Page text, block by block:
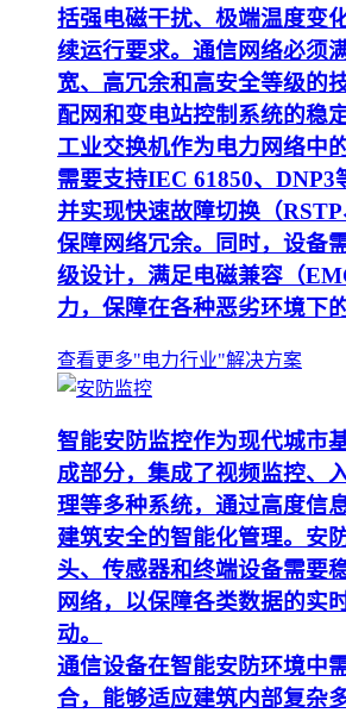
括强电磁干扰、极端温度变
续运行要求。通信网络必须
宽、高冗余和高安全等级的
配网和变电站控制系统的稳
工业交换机作为电力网络中
需要支持IEC 61850、DNP3
并实现快速故障切换（RSTP
保障网络冗余。同时，设备
级设计，满足电磁兼容（
力，保障在各种恶劣环境下
查看更多"电力行业"解决方案
智能安防监控作为现代城市
成部分，集成了视频监控、
理等多种系统，通过高度信
建筑安全的智能化管理。安
头、传感器和终端设备需要
网络，以保障各类数据的实
动。
通信设备在智能安防环境中
合，能够适应建筑内部复杂